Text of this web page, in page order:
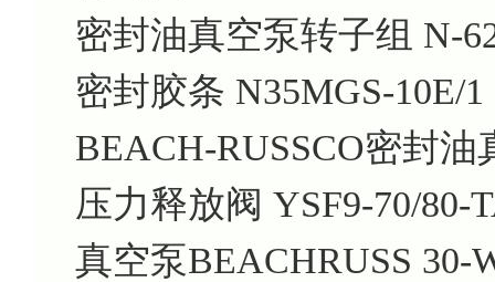
密封油真空泵转子组 N-
密封胶条 N35MGS-10E/1
BEACH-RUSSCO密封油
压力释放阀 YSF9-70/80-
真空泵BEACHRUSS 30-